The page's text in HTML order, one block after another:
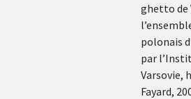
ghetto de
polonais
par
Varsovie,
Fayard,